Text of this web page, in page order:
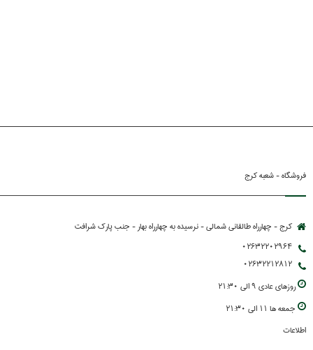
فروشگاه - شعبه کرج
کرج - چهارراه طالقانی شمالی - نرسیده به چهارراه بهار - جنب پارك شرافت
02632202964
02632212812
روزهاي عادي 9 الي 21:30
جمعه ها 11 الي 21:30
اطلاعات